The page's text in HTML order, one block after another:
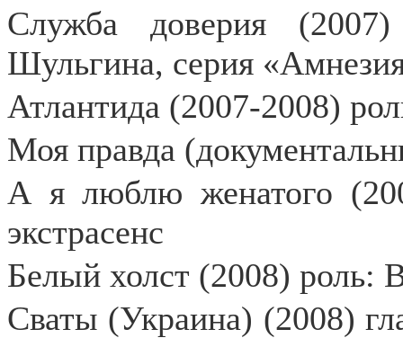
Служба доверия
Шульгина, серия
Атлантида (2007-2008)
Моя правда
А я люблю женатого
экстрасенс
Белый холст (2008) роль:
Сваты (Украина) (2008)